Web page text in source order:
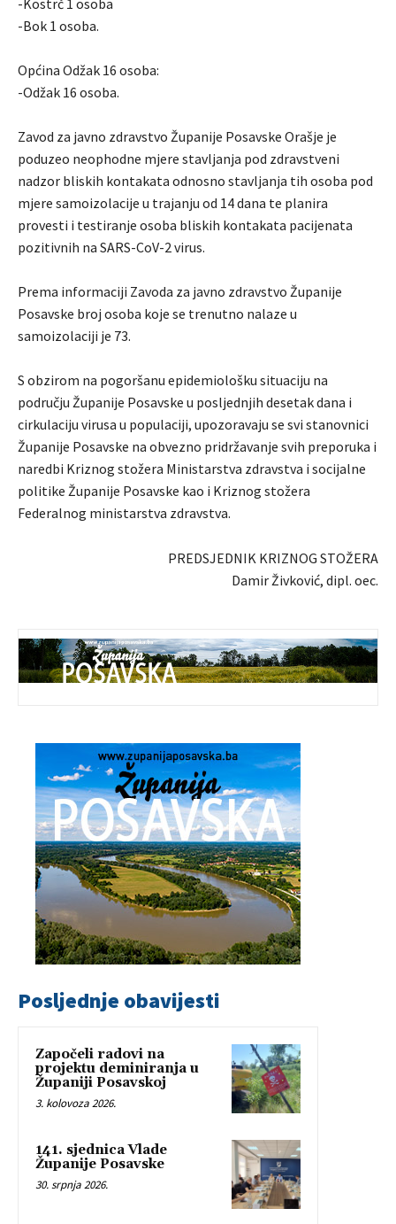
-Bok 1 osoba.
Općina Odžak 16 osoba:
-Odžak 16 osoba.
Zavod za javno zdravstvo Županije Posavske Orašje je
poduzeo neophodne mjere stavljanja pod zdravstveni
nadzor bliskih kontakata odnosno stavljanja tih osoba pod
mjere samoizolacije u trajanju od 14 dana te planira
provesti i testiranje osoba bliskih kontakata pacijenata
pozitivnih na SARS-CoV-2 virus.
Prema informaciji Zavoda za javno zdravstvo Županije
Posavske broj osoba koje se trenutno nalaze u
samoizolaciji je 73.
S obzirom na pogoršanu epidemiološku situaciju na
području Županije Posavske u posljednjih desetak dana i
cirkulaciju virusa u populaciji, upozoravaju se svi stanovnici
Županije Posavske na obvezno pridržavanje svih preporuka i
naredbi Kriznog stožera Ministarstva zdravstva i socijalne
politike Županije Posavske kao i Kriznog stožera
Federalnog ministarstva zdravstva.
PREDSJEDNIK KRIZNOG STOŽERA
Damir Živković, dipl. oec.
Posljednje obavijesti
Započeli radovi na
projektu deminiranja u
Županiji Posavskoj
3. kolovoza 2026.
141. sjednica Vlade
Županije Posavske
30. srpnja 2026.